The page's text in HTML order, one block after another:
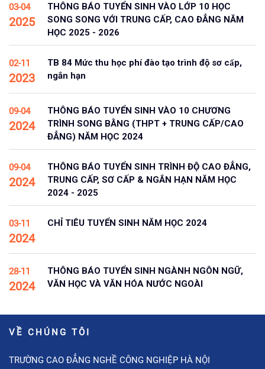
03-04
2025
THÔNG BÁO TUYỂN SINH VÀO LỚP 10 HỌC
SONG SONG VỚI TRUNG CẤP, CAO ĐẲNG NĂM
HỌC 2025 - 2026
02-11
2023
TB 84 Mức thu học phí đào tạo trình độ sơ cấp,
ngắn hạn
09-04
2024
THÔNG BÁO TUYỂN SINH VÀO 10 CHƯƠNG
TRÌNH SONG BẰNG (THPT + TRUNG CẤP/CAO
ĐẲNG) NĂM HỌC 2024
09-04
2024
THÔNG BÁO TUYỂN SINH TRÌNH ĐỘ CAO ĐẲNG,
TRUNG CẤP, SƠ CẤP & NGẮN HẠN NĂM HỌC
2024 - 2025
03-11
2024
CHỈ TIÊU TUYỂN SINH NĂM HỌC 2024
28-11
2024
THÔNG BÁO TUYỂN SINH NGÀNH NGÔN NGỮ,
VĂN HỌC VÀ VĂN HÓA NƯỚC NGOÀI
VỀ CHÚNG TÔI
TRƯỜNG CAO ĐẲNG NGHỀ CÔNG NGHIỆP HÀ NỘI